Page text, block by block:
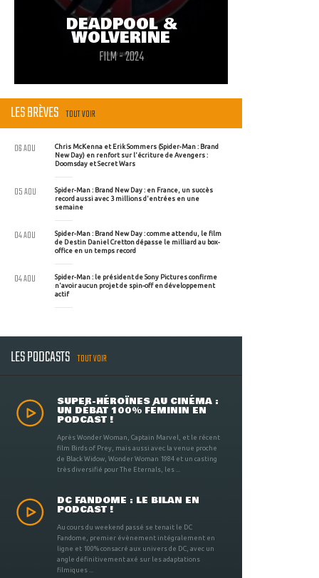
DEADPOOL &
WOLVERINE
FILM - 2024
LES BRÈVES TOUT VOIR
Chris McKenna et Erik Sommers (Spider-Man : Brand
New Day) en renfort sur l'écriture de Avengers :
Doomsday et Secret Wars
06 AOU
Spider-Man : Brand New Day : en France, un succès
record aussi avec 3 millions d'entrées en une
semaine
05 AOU
Spider-Man : Brand New Day : comme attendu, le film
de Destin Daniel Cretton dépasse le milliard au box-
office en un temps record
04 AOU
Spider-Man : le président de Sony Pictures confirme
n'avoir aucun projet de spin-off en développement
actif
04 AOU
LES PODCASTS TOUT VOIR
SUPER-HÉROÏNES AU CINÉMA :
UN DÉBAT 100% FÉMININ EN
PODCAST !
Après Wonder Woman, Captain Marvel, et le récent
film Birds of Prey, mais aussi avec la venue proche
de Black Widow, Wonder Woman 1984 et un casting
très diversifié pour The Eternals, les ...
DC FANDOME : LE BILAN EN
PODCAST !
Au cours du weekend passé se tenait le DC
Fandome, premier évènement intégralement en
ligne et 100% consacré aux univers de DC, avec un
angle définitivement axé sur les adaptations
filmiques ...